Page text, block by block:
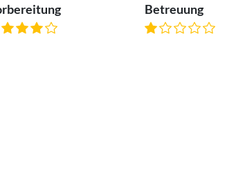
Betreuung